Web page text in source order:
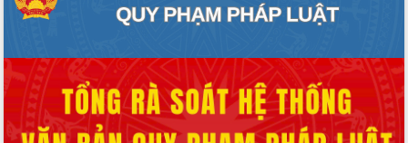
Du lịch Đắk Lắk nâng tầm trải nghiệm
du khách thông qua Hệ thống cơ sở dữ
Tập huấn ứng dụng trí tuệ nhân tạo (AI)
trong thương mại điện tử năm 2026
Đoàn đại biểu Quốc hội tỉnh Đắk Lắk
trao đổi thông tin trước Kỳ họp thứ